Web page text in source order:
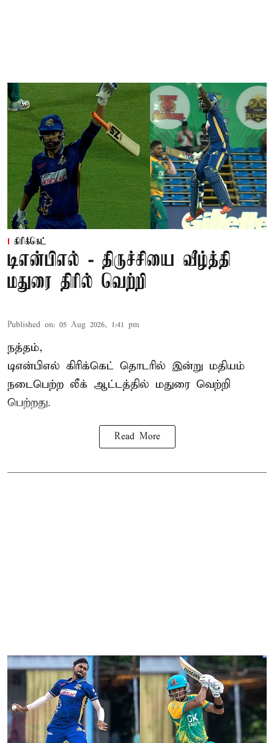
கிரிக்கெட்
டிஎன்பிஎல் - திருச்சியை வீழ்த்தி
மதுரை திரில் வெற்றி
Published on: 05 Aug 2026, 1:41 pm
நத்தம்,
டிஎன்பிஎல் கிரிக்கெட் தொடரில் இன்று மதியம்
நடைபெற்ற லீக் ஆட்டத்தில் மதுரை வெற்றி
பெற்றது.
Read More